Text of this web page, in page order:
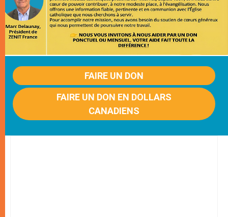
FAIRE UN DON
FAIRE UN DON EN DOLLARS
CANADIENS